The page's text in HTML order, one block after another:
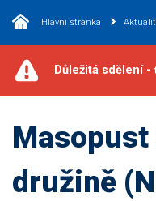
Hlavní stránka
Důležitá sdělení -
družině